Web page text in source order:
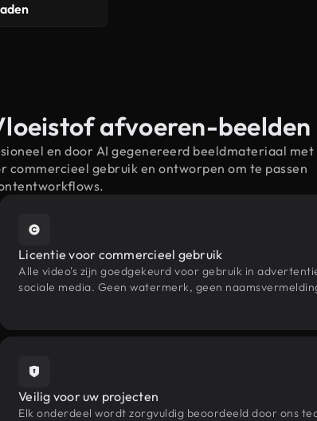
afvoeren-beelden
en door AI gegenereerd beeldmateriaal met
gebruik en ontworpen om te passen
Licentie voor commercieel gebruik
Alle video's zijn goedgekeurd voor gebruik in
sociale media. Geen watermerk, geen
Veilig voor uw projecten
Elk onderdeel wordt zorgvuldig beoordeeld door ons